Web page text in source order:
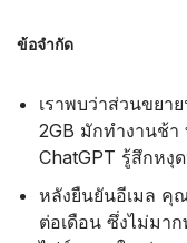
ข้อจำกัด
เราพบว่าส่วนขยา
2GB มักทำงานช้า
ChatGPT รู้สึกหงุ
หลังยืนยันอีเมล คุ
ต่อเดือน ซึ่งไม่มา